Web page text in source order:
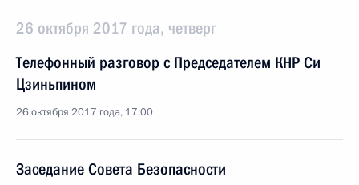
26 октября 2017 года, четверг
Телефонный разговор с Председателем КНР Си
Цзиньпином
26 октября 2017 года, 17:00
Заседание Совета Безопасности